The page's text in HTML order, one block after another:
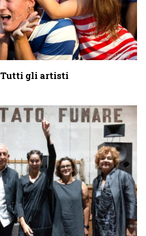
Tutti gli artisti